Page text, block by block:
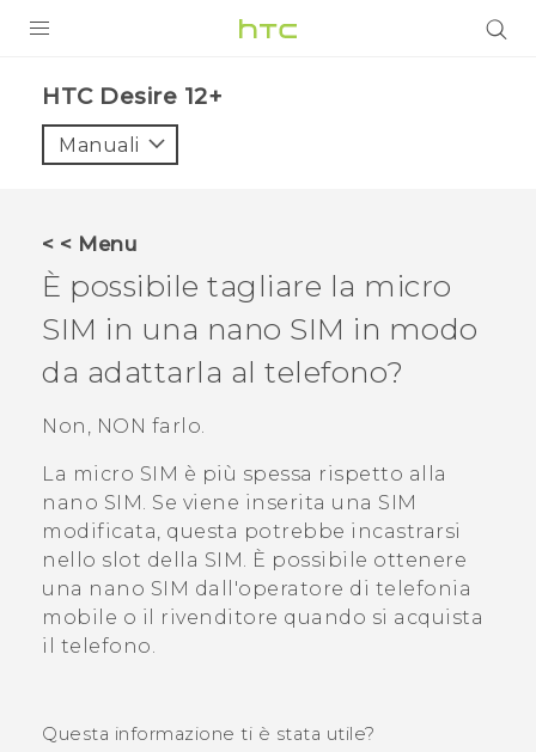
VIVE
ACCESSORI
VIVERSE
ASSISTENZA
Accessori e dispositivi HTC
Accesso
HTC Desire 12+‎
Manuali
< < Menu
È possibile tagliare la micro
SIM in una nano SIM in modo
da adattarla al telefono?
Non, NON farlo.
La micro SIM è più spessa rispetto alla
nano SIM . Se viene inserita una SIM
modificata, questa potrebbe incastrarsi
nello slot della SIM. È possibile ottenere
una nano SIM dall'operatore di telefonia
mobile o il rivenditore quando si acquista
il telefono.
Questa informazione ti è stata utile?